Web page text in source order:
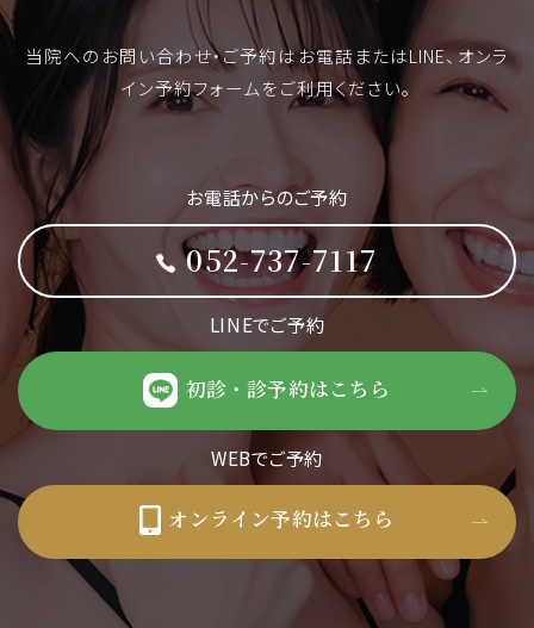
当院へのお問い合わせ・ご予約はお電話またはLINE、オンラ
イン予約フォームをご利用ください。
お電話からのご予約
052-737-7117
LINEでご予約
初診・診予約はこちら
WEBでご予約
オンライン予約はこちら